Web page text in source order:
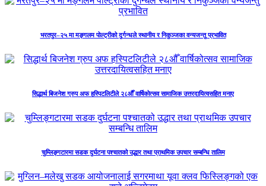
भरतपुर–२५ मा मङ्गलम पोल्ट्रीको दुर्गन्धले स्थानीय र निकुञ्जका वन्यजन्तु प्रभावित
सिद्धार्थ बिजनेश ग्रुप अफ हस्पिटलिटीले २८औँ वार्षिकोत्सव सामाजिक उत्तरदायित्वसहित मनाए
चुम्लिङ्गटारमा सडक दुर्घटना पश्चातको उद्धार तथा प्राथमिक उपचार सम्बन्धि तालिम